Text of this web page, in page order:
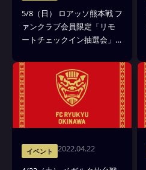
5/8（日） ロアッソ熊本戦 フ
ァンクラブ会員限定「リモ
ートチェックイン抽選会」
イベント 2022.04.22